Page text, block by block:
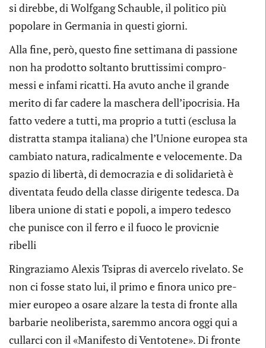
si direbbe, di Wol­fgang Schau­ble, il poli­tico più
popo­lare in Ger­ma­nia in que­sti giorni.
Alla fine, però, que­sto fine set­ti­mana di pas­sione
non ha pro­dotto sol­tanto brut­tis­simi com­pro­
messi e infami ricatti. Ha avuto anche il grande
merito di far cadere la maschera dell’ipocrisia. Ha
fatto vedere a tutti, ma pro­prio a tutti (esclusa la
distratta stampa ita­liana) che l’Unione euro­pea sta
cam­biato natura, radi­cal­mente e velo­ce­mente. Da
spa­zio di libertà, di demo­cra­zia e di soli­da­rietà è
diven­tata feudo della classe diri­gente tede­sca. Da
libera unione di stati e popoli, a impero tede­sco
che puni­sce con il ferro e il fuoco le pro­vic­nie
ribelli
Rin­gra­ziamo Ale­xis Tsi­pras di aver­celo rive­lato. Se
non ci fosse stato lui, il primo e finora unico pre­
mier euro­peo a osare alzare la testa di fronte alla
bar­ba­rie neo­li­be­ri­sta, saremmo ancora oggi qui a
cul­larci con il «Mani­fe­sto di Ven­to­tene». Di fronte